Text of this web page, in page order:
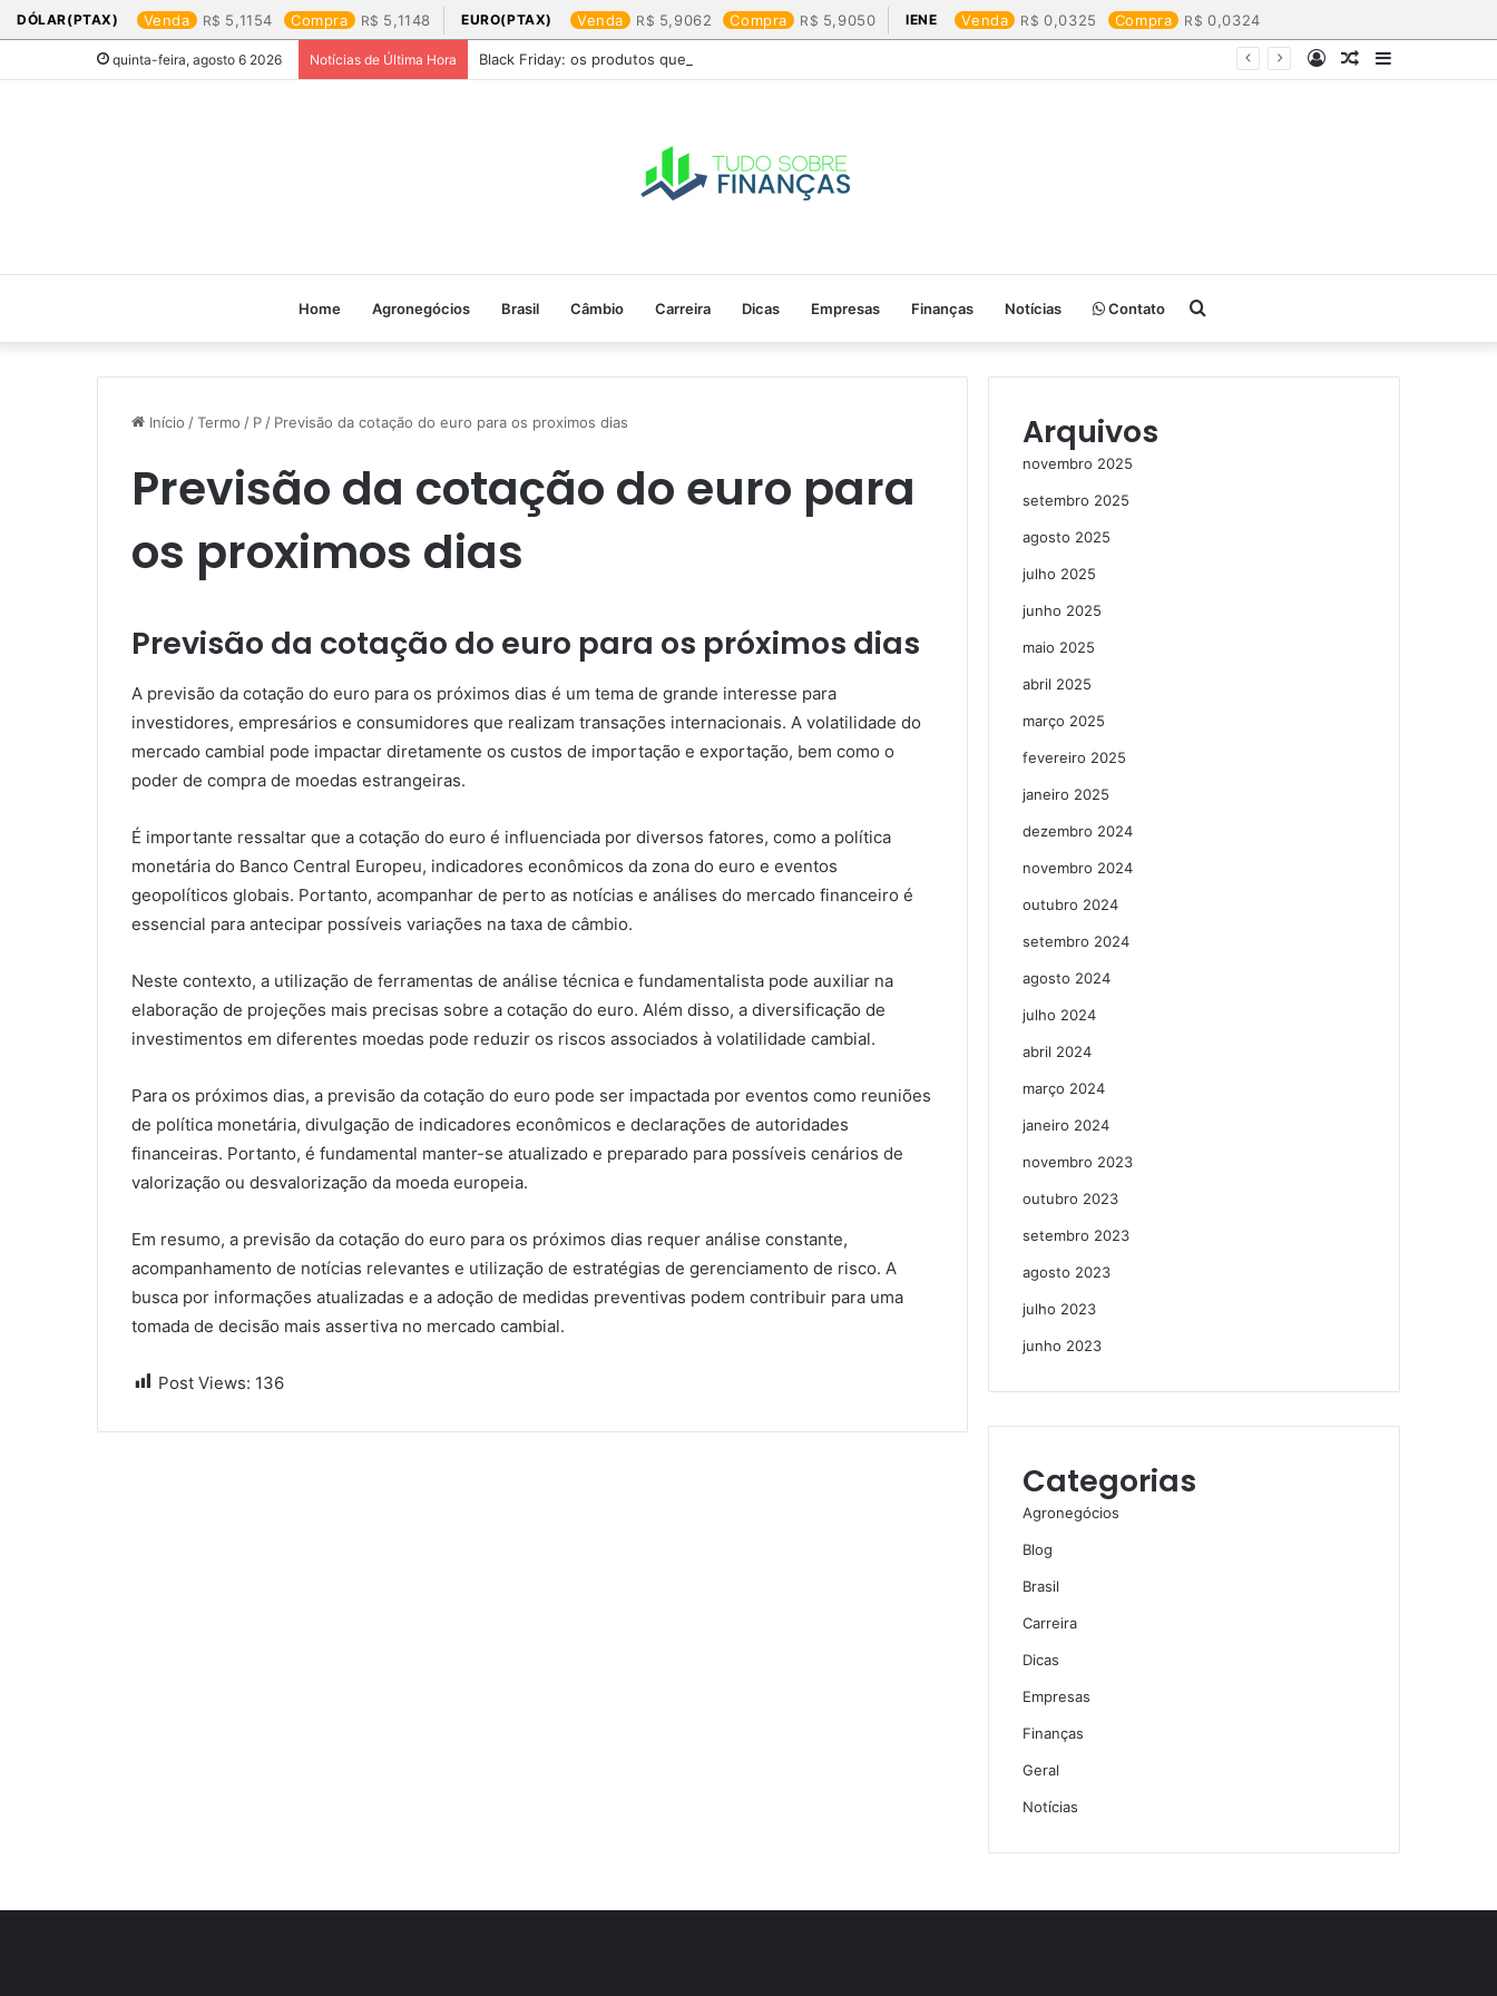
DÓLAR(PTAX) Venda 5,1154 Compra 5,1148 EURO(PTAX) Venda 5,9062 Compra 5,9050 IENE Venda 0,0325 Compra 0,0324
quinta-feira, agosto 6 2026 Notícias de Última Hora Black Friday: os produtos que mais valem a pena
Barra
Artigo
Entrar
Home Agronegócios Brasil Câmbio Carreira Dicas Empresas Finanças Notícias Contato Procurar
por
Início /Termo / P / Previsão da cotação do euro para os proximos dias​
Previsão da cotação do euro para
os proximos dias​
Previsão da cotação do euro para os próximos dias
A previsão da cotação do euro para os próximos dias é um tema de grande interesse para
investidores, empresários e consumidores que realizam transações internacionais. A volatilidade do
mercado cambial pode impactar diretamente os custos de importação e exportação, bem como o
poder de compra de moedas estrangeiras.
É importante ressaltar que a cotação do euro é influenciada por diversos fatores, como a política
monetária do Banco Central Europeu, indicadores econômicos da zona do euro e eventos
geopolíticos globais. Portanto, acompanhar de perto as notícias e análises do mercado financeiro é
essencial para antecipar possíveis variações na taxa de câmbio.
Neste contexto, a utilização de ferramentas de análise técnica e fundamentalista pode auxiliar na
elaboração de projeções mais precisas sobre a cotação do euro. Além disso, a diversificação de
investimentos em diferentes moedas pode reduzir os riscos associados à volatilidade cambial.
Para os próximos dias, a previsão da cotação do euro pode ser impactada por eventos como reuniões
de política monetária, divulgação de indicadores econômicos e declarações de autoridades
financeiras. Portanto, é fundamental manter-se atualizado e preparado para possíveis cenários de
valorização ou desvalorização da moeda europeia.
Em resumo, a previsão da cotação do euro para os próximos dias requer análise constante,
acompanhamento de notícias relevantes e utilização de estratégias de gerenciamento de risco. A
busca por informações atualizadas e a adoção de medidas preventivas podem contribuir para uma
tomada de decisão mais assertiva no mercado cambial.
Post Views: 136
Arquivos
novembro 2025
setembro 2025
agosto 2025
julho 2025
junho 2025
maio 2025
abril 2025
março 2025
fevereiro 2025
janeiro 2025
dezembro 2024
novembro 2024
outubro 2024
setembro 2024
agosto 2024
julho 2024
abril 2024
março 2024
janeiro 2024
novembro 2023
outubro 2023
setembro 2023
agosto 2023
julho 2023
junho 2023
Categorias
Agronegócios
Blog
Brasil
Carreira
Dicas
Empresas
Finanças
Geral
Notícias